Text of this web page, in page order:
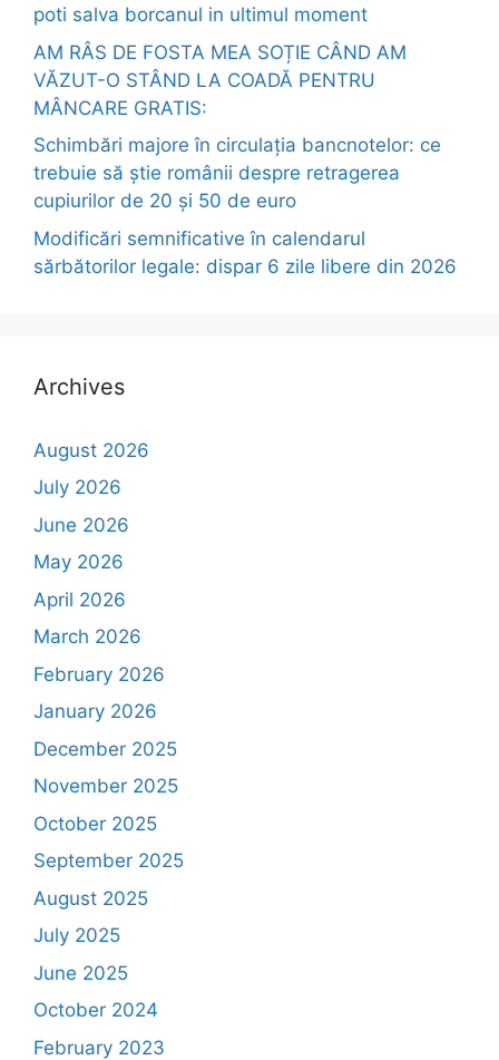
poti salva borcanul in ultimul moment
AM RÂS DE FOSTA MEA SOȚIE CÂND AM
VĂZUT-O STÂND LA COADĂ PENTRU
MÂNCARE GRATIS:
Schimbări majore în circulația bancnotelor: ce
trebuie să știe românii despre retragerea
cupiurilor de 20 și 50 de euro
Modificări semnificative în calendarul
sărbătorilor legale: dispar 6 zile libere din 2026
Archives
August 2026
July 2026
June 2026
May 2026
April 2026
March 2026
February 2026
January 2026
December 2025
November 2025
October 2025
September 2025
August 2025
July 2025
June 2025
October 2024
February 2023